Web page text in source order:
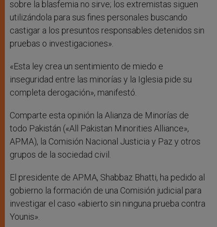
sobre la blasfemia no sirve; los extremistas siguen
utilizándola para sus fines personales buscando
castigar a los presuntos responsables detenidos sin
pruebas o investigaciones».
«Esta ley crea un sentimiento de miedo e
inseguridad entre las minorías y la Iglesia pide su
completa derogación», manifestó.
Comparte esta opinión la Alianza de Minorías de
todo Pakistán («All Pakistan Minorities Alliance»,
APMA), la Comisión Nacional Justicia y Paz y otros
grupos de la sociedad civil.
El presidente de APMA, Shabbaz Bhatti, ha pedido al
gobierno la formación de una Comisión judicial para
investigar el caso «abierto sin ninguna prueba contra
Younis».